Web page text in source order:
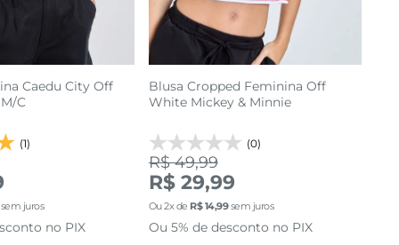
Caedu City Off
C
(1)
juros
no PIX
Blusa Cropped Feminina Off
White Mickey & Minnie
(0)
R$ 49,99
R$ 29,99
Ou2x de R$14,99sem juros
Ou 5% de desconto no PIX
a sacola
P
adicionar a sacola